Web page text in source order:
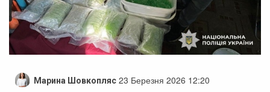
Марина Шовкопляс 23 Березня 2026 12:20